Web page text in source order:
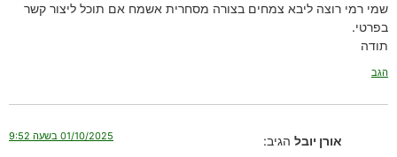
שמי רמי רוצה ליבא צמחים בצורה מסחרית אשמח אם תוכל ליצור קשר
בפרטי.
תודה
הגב
אורן יובל הגיב: 01/10/2025 בשעה 9:52